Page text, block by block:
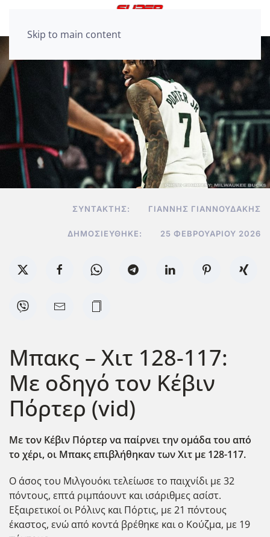
Skip to main content
ΣΥΝΤΆΚΤΗΣ: ΓΙΆΝΝΗΣ ΓΙΑΝΝΟΥΔΆΚΗΣ
ΔΗΜΟΣΙΕΎΘΗΚΕ: 25 ΦΕΒΡΟΥΑΡΊΟΥ 2026
Μπακς – Χιτ 128-117:
Με οδηγό τον Κέβιν
Πόρτερ (vid)
Με τον Κέβιν Πόρτερ να παίρνει την ομάδα του από
το χέρι, οι Μπακς επιβλήθηκαν των Χιτ με 128-117.
Ο άσος του Μιλγουόκι τελείωσε το παιχνίδι με 32
πόντους, επτά ριμπάουντ και ισάριθμες ασίστ.
Εξαιρετικοί οι Ρόλινς και Πόρτις, με 21 πόντους
έκαστος, ενώ από κοντά βρέθηκε και ο Κούζμα, με 19